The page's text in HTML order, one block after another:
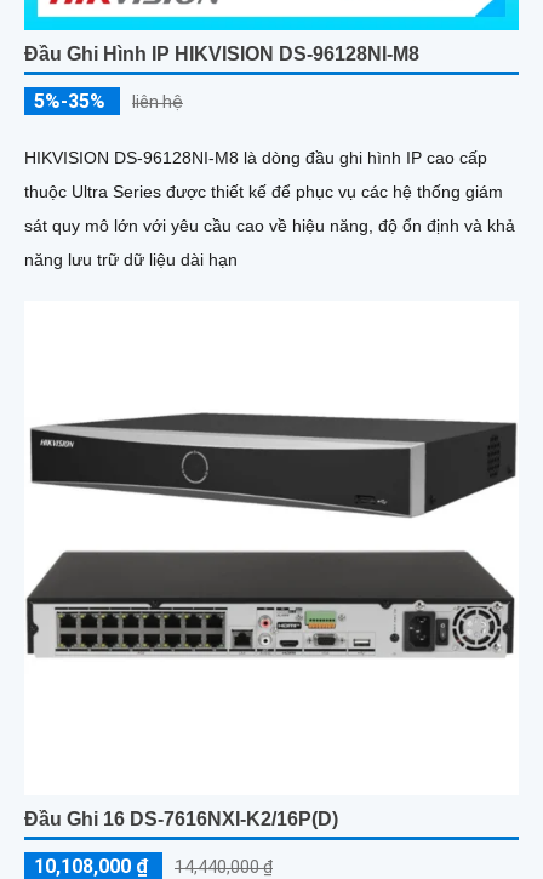
Đầu Ghi Hình IP HIKVISION DS-96128NI-M8
5%-35% liên hệ
HIKVISION DS-96128NI-M8 là dòng đầu ghi hình IP cao cấp
thuộc Ultra Series được thiết kế để phục vụ các hệ thống giám
sát quy mô lớn với yêu cầu cao về hiệu năng, độ ổn định và khả
năng lưu trữ dữ liệu dài hạn
Đầu Ghi 16 DS-7616NXI-K2/16P(D)
10,108,000 ₫ 14,440,000 ₫